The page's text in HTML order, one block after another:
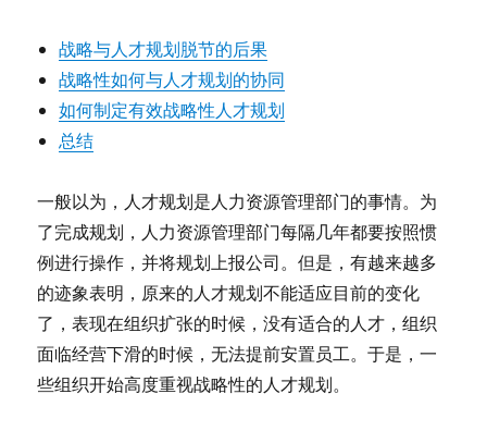
战略与人才规划脱节的后果
战略性如何与人才规划的协同
如何制定有效战略性人才规划
总结
一般以为，人才规划是人力资源管理部门的事情。为
了完成规划，人力资源管理部门每隔几年都要按照惯
例进行操作，并将规划上报公司。但是，有越来越多
的迹象表明，原来的人才规划不能适应目前的变化
了，表现在组织扩张的时候，没有适合的人才，组织
面临经营下滑的时候，无法提前安置员工。于是，一
些组织开始高度重视战略性的人才规划。